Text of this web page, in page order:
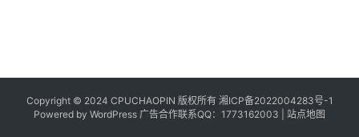
Copyright © 2024 CPUCHAOPIN 版权所有 湘ICP备2022004283号-1
Powered by WordPress 广告合作联系QQ：1773162003 | 站点地图